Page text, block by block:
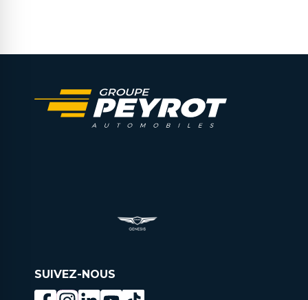
SUIVEZ-NOUS